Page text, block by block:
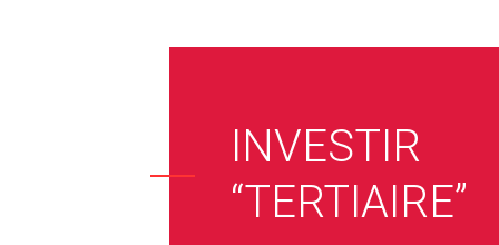
INVESTIR
“TERTIAIRE”